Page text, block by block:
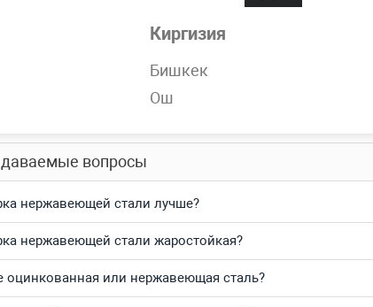
Киргизия
Бишкек
Ош
на складе компании MetPromKo.
и получите выгодные цены за кг и самую быструю
вопросы
нержавеющей стали лучше?
нержавеющей стали жаростойкая?
оцинкованная или нержавеющая сталь?